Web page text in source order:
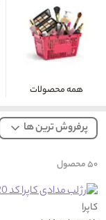
همه محصولات
پرفروش ترین ها
۵۰محصول
کاپرا